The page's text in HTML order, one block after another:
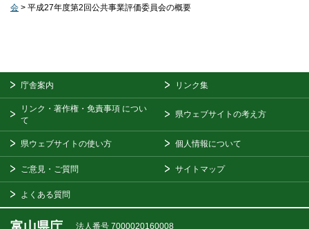
会 > 平成27年度第2回公共事業評価委員会の概要
庁舎案内 リンク集
リンク・著作権・免責事項 につい
て
県ウェブサイトの考え方
県ウェブサイトの使い方 個人情報について
ご意見・ご質問 サイトマップ
よくある質問
法人番号 7000020160008